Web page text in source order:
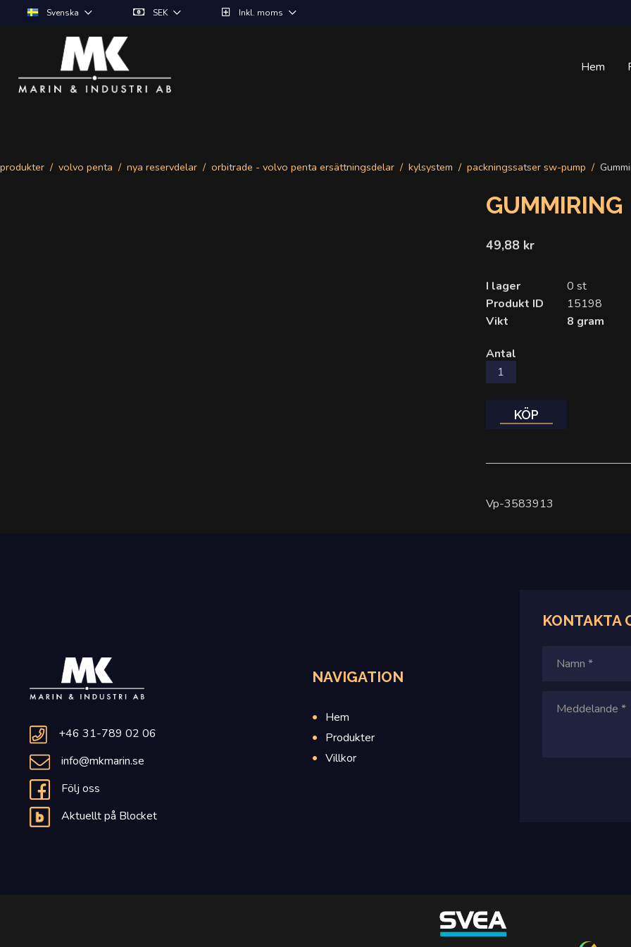
Svenska SEK Inkl. moms
Hem
produkter volvo penta nya reservdelar orbitrade - volvo penta ersättningsdelar kylsystem packningssatser sw-pump
GUMMIRING
49,88 kr
I lager
0 st
Produkt ID
15198
Vikt
8 gram
Antal
KÖP
Vp-3583913
+46 31-789 02 06
info@mkmarin.se
Följ oss
Aktuellt på Blocket
NAVIGATION
Hem
Produkter
Villkor
KONTAKTA